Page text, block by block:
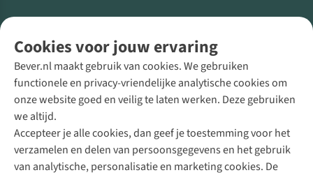
Cookies voor jouw ervaring
Bever.nl maakt gebruik van cookies. We gebruiken
functionele en privacy-vriendelijke analytische cookies om
onze website goed en veilig te laten werken. Deze gebruiken
we altijd.
Accepteer je alle cookies, dan geef je toestemming voor het
verzamelen en delen van persoonsgegevens en het gebruik
van analytische, personalisatie en marketing cookies. De
Direct advies van een Buitenexpert
+31 (0)85 888 50 88
+31 6 12 28 49 80